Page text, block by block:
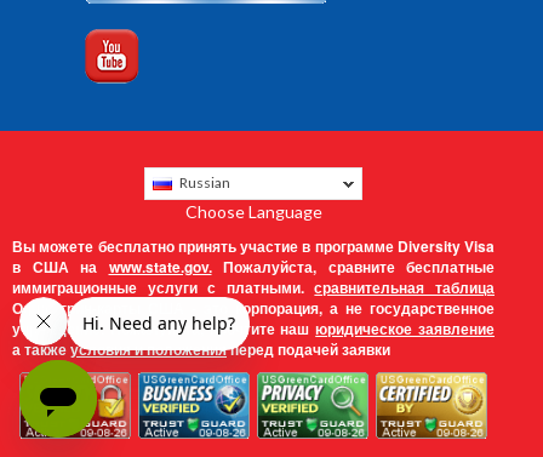
Russian
Choose Language
Вы можете бесплатно принять участие в программе Diversity Visa
в США на www.state.gov.Пожалуйста, сравните бесплатные
иммиграционные услуги с платными.сравнительная таблица
Офис грин-карты США - это корпорация, а не государственное
учреждение. Пожалуйста, прочтите нашюридическое заявление
а такжеусловия и положенияперед подачей заявки